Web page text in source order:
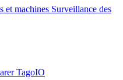
et machines Surveillance des
TagoIO